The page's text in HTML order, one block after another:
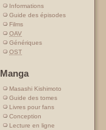
Informations
Guide des épisodes
Films
OAV
Génériques
OST
Manga
Masashi Kishimoto
Guide des tomes
Livres pour fans
Conception
Lecture en ligne